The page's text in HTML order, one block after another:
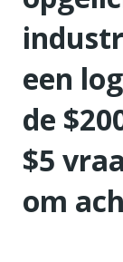
een
de
$5
om